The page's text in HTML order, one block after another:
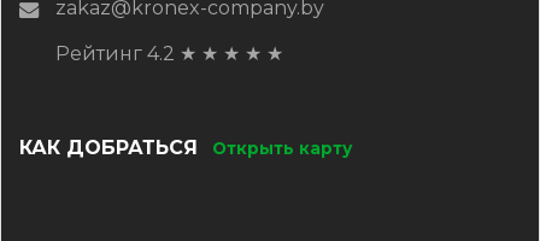
zakaz@kronex-company.by
Рейтинг 4.2 ★ ★ ★ ★ ★
КАК ДОБРАТЬСЯ Открыть карту